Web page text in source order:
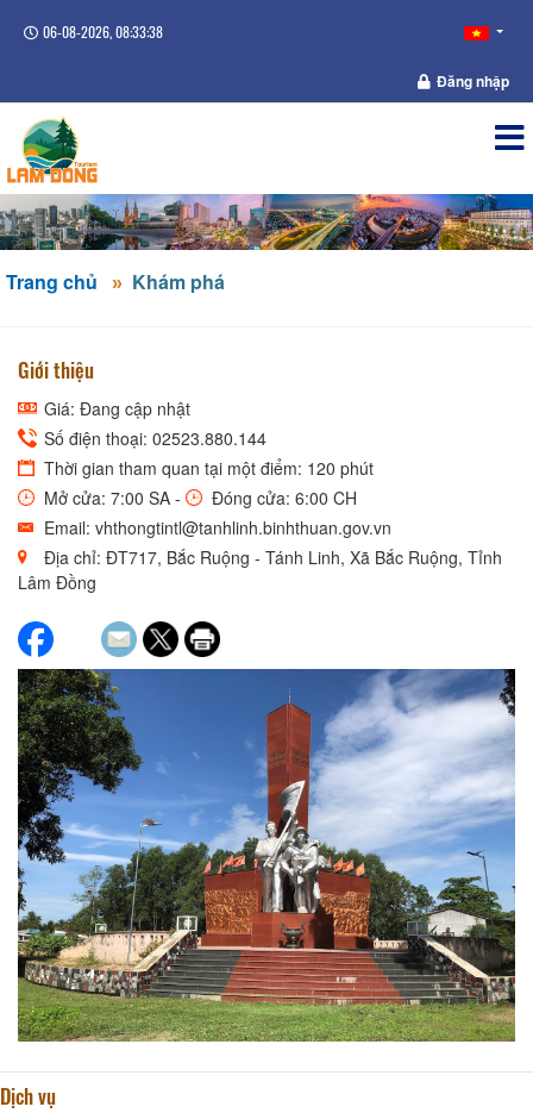
06-08-2026, 08:33:39
Đăng nhập
Trang chủ Khám phá
Giới thiệu
Giá: Đang cập nhật
Số điện thoại: 02523.880.144
Thời gian tham quan tại một điểm: 120 phút
Mở cửa: 7:00 SA -
Đóng cửa: 6:00 CH
Email: vhthongtintl@tanhlinh.binhthuan.gov.vn
Địa chỉ: ĐT717, Bắc Ruộng - Tánh Linh, Xã Bắc Ruộng, Tỉnh
Lâm Đồng
Dịch vụ